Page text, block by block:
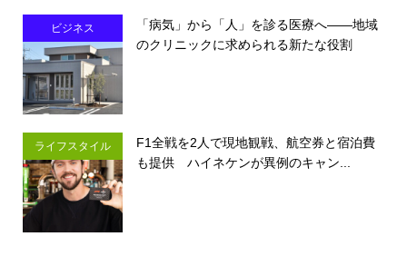
ビジネス
「病気」から「人」を診る医療へ――地域
のクリニックに求められる新たな役割
ライフスタイル
F1全戦を2人で現地観戦、航空券と宿泊費
も提供 ハイネケンが異例のキャン...